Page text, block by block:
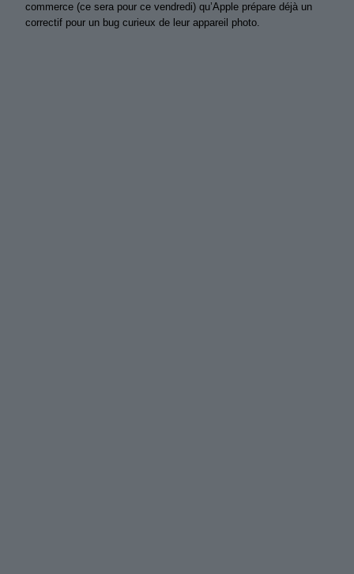
commerce (ce sera pour ce vendredi) qu’Apple prépare déjà un
correctif pour un bug curieux de leur appareil photo.